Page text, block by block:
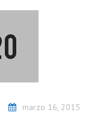
marzo 16, 2015